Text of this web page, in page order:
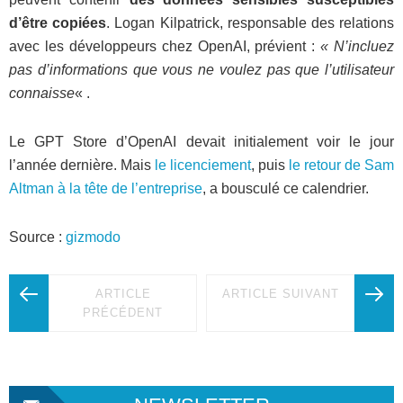
d’être copiées. Logan Kilpatrick, responsable des relations
avec les développeurs chez OpenAI, prévient :« N’incluez
pas d’informations que vous ne voulez pas que l’utilisateur
connaisse« .
Le GPT Store d’OpenAI devait initialement voir le jour
l’année dernière. Mais le licenciement, puis le retour de Sam
Altman à la tête de l’entreprise, a bousculé ce calendrier.
Source : gizmodo
ARTICLE
PRÉCÉDENT
ARTICLE SUIVANT